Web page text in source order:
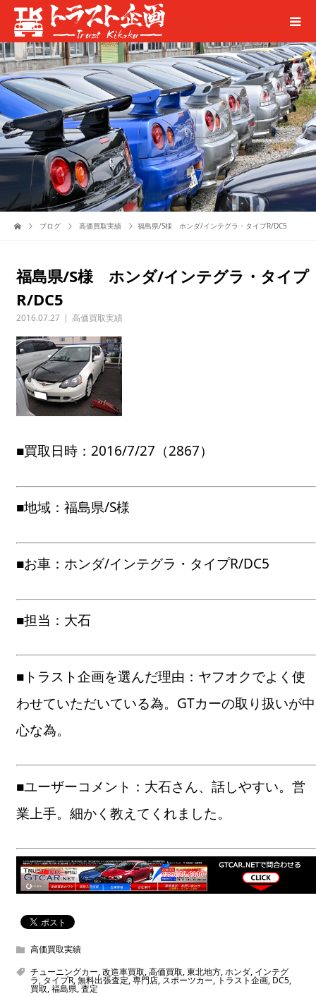
ブログ 高価買取実績 福島県/S様 ホンダ/インテグラ・タイプR/DC5
福島県/S様 ホンダ/インテグラ・タイプ
R/DC5
2016.07.27 高価買取実績
■買取日時：2016/7/27（2867）
■地域：福島県/S様
■お車：ホンダ/インテグラ・タイプR/DC5
■担当：大石
■トラスト企画を選んだ理由：ヤフオクでよく使
わせていただいている為。GTカーの取り扱いが中
心な為。
■ユーザーコメント：大石さん、話しやすい。営
業上手。細かく教えてくれました。
高価買取実績
チューニングカー,改造車買取,高価買取,東北地方,ホンダ, インテグ
ラ, タイプR,無料出張査定,専門店,スポーツカー,トラスト企画, DC5,
買取,福島県,査定